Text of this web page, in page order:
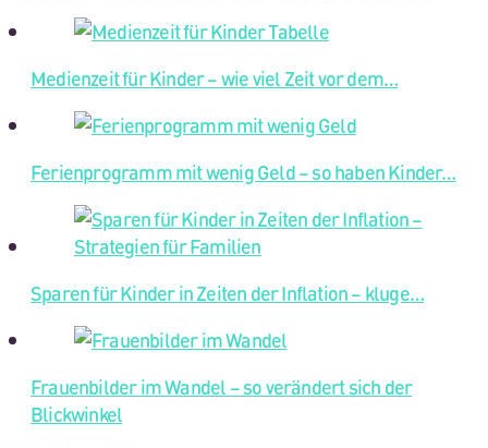
Medienzeit für Kinder – wie viel Zeit vor dem…
Ferienprogramm mit wenig Geld – so haben Kinder…
Sparen für Kinder in Zeiten der Inflation – kluge…
Frauenbilder im Wandel – so verändert sich der
Blickwinkel